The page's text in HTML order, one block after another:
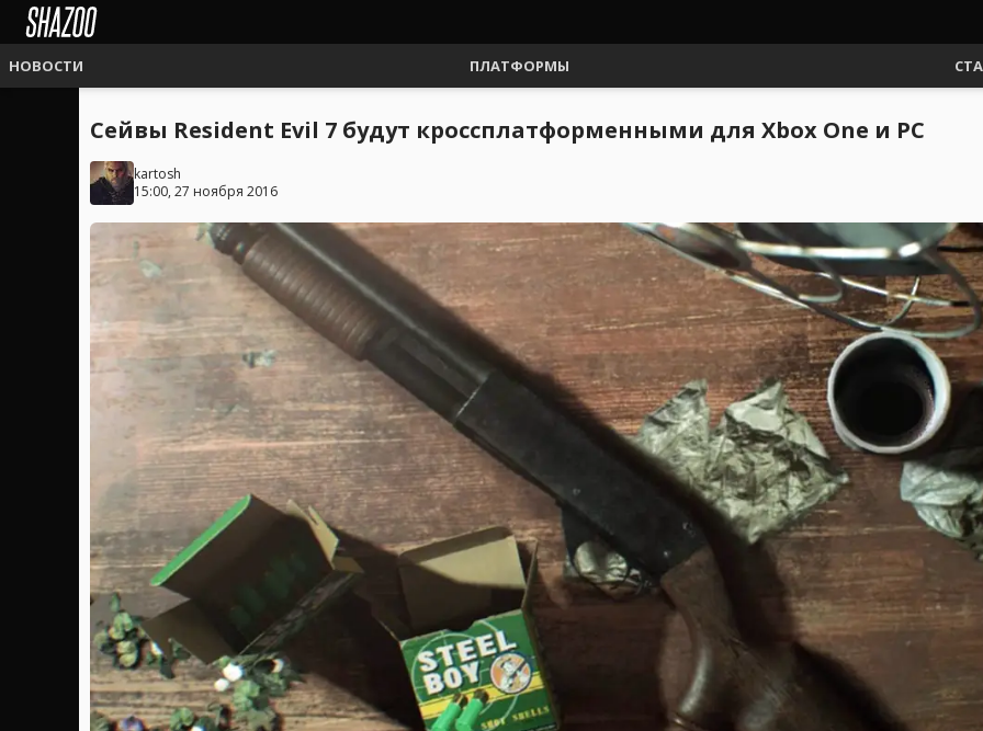
НОВОСТИ ПЛАТФОРМЫ
Сейвы Resident Evil 7 будут кроссплатформенными для Xbox One и PC
kartosh
15:00, 27 ноября 2016